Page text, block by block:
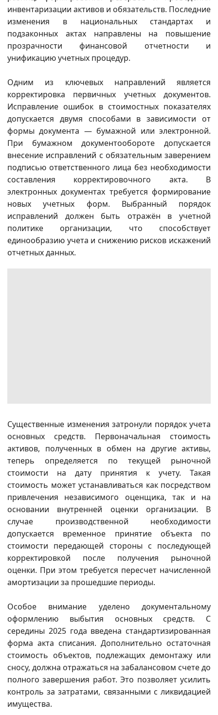
инвентаризации активов и обязательств. Последние
изменения в национальных стандартах и
подзаконных актах направлены на повышение
прозрачности финансовой отчетности и
унификацию учетных процедур.
Одним из ключевых направлений является
корректировка первичных учетных документов.
Исправление ошибок в стоимостных показателях
допускается двумя способами в зависимости от
формы документа — бумажной или электронной.
При бумажном документообороте допускается
внесение исправлений с обязательным заверением
подписью ответственного лица без необходимости
составления корректировочного акта. В
электронных документах требуется формирование
новых учетных форм. Выбранный порядок
исправлений должен быть отражён в учетной
политике организации, что способствует
единообразию учета и снижению рисков искажений
отчетных данных.
Существенные изменения затронули порядок учета
основных средств. Первоначальная стоимость
активов, полученных в обмен на другие активы,
теперь определяется по текущей рыночной
стоимости на дату принятия к учету. Такая
стоимость может устанавливаться как посредством
привлечения независимого оценщика, так и на
основании внутренней оценки организации. В
случае производственной необходимости
допускается временное принятие объекта по
стоимости передающей стороны с последующей
корректировкой после получения рыночной
оценки. При этом требуется пересчет начисленной
амортизации за прошедшие периоды.
Особое внимание уделено документальному
оформлению выбытия основных средств. С
середины 2025 года введена стандартизированная
форма акта списания. Дополнительно остаточная
стоимость объектов, подлежащих демонтажу или
сносу, должна отражаться на забалансовом счете до
полного завершения работ. Это позволяет усилить
контроль за затратами, связанными с ликвидацией
имущества.